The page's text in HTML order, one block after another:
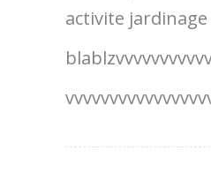
activite jardinage